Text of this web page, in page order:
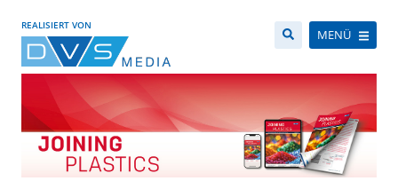
REALISIERT VON
MENÜ